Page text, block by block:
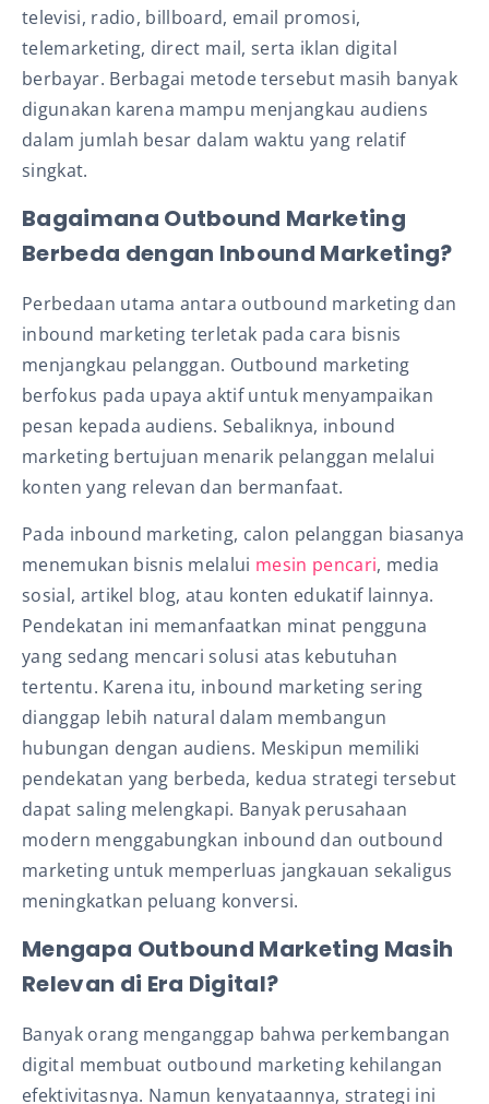
televisi, radio, billboard, email promosi,
telemarketing, direct mail, serta iklan digital
berbayar. Berbagai metode tersebut masih banyak
digunakan karena mampu menjangkau audiens
dalam jumlah besar dalam waktu yang relatif
singkat.
Bagaimana Outbound Marketing
Berbeda dengan Inbound Marketing?
Perbedaan utama antara outbound marketing dan
inbound marketing terletak pada cara bisnis
menjangkau pelanggan. Outbound marketing
berfokus pada upaya aktif untuk menyampaikan
pesan kepada audiens. Sebaliknya, inbound
marketing bertujuan menarik pelanggan melalui
konten yang relevan dan bermanfaat.
Pada inbound marketing, calon pelanggan biasanya
menemukan bisnis melalui mesin pencari, media
sosial, artikel blog, atau konten edukatif lainnya.
Pendekatan ini memanfaatkan minat pengguna
yang sedang mencari solusi atas kebutuhan
tertentu. Karena itu, inbound marketing sering
dianggap lebih natural dalam membangun
hubungan dengan audiens. Meskipun memiliki
pendekatan yang berbeda, kedua strategi tersebut
dapat saling melengkapi. Banyak perusahaan
modern menggabungkan inbound dan outbound
marketing untuk memperluas jangkauan sekaligus
meningkatkan peluang konversi.
Mengapa Outbound Marketing Masih
Relevan di Era Digital?
Banyak orang menganggap bahwa perkembangan
digital membuat outbound marketing kehilangan
efektivitasnya. Namun kenyataannya, strategi ini